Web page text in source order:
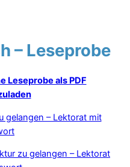
– Leseprobe
Leseprobe als PDF
gelangen – Lektorat mit
zu gelangen – Lektorat